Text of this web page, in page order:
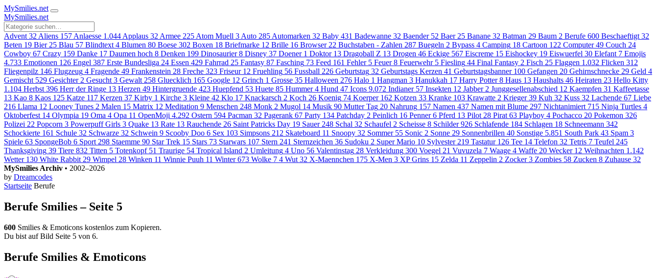
MySmilies.net
MySmilies.net
Advent 32 Aliens 157 Anlaesse 1.044 Applaus 32 Armee 225 Atom Muell 3 Auto 285 Automarken 32 Baby 431 Badewanne 32 Baender 52 Baer 25 Banane 32 Batman 29 Baum 2 Berufe 600 Beschaeftigt 32
Beten 19 Bier 25 Blau 57 Blindtext 4 Blumen 80 Boese 302 Boxen 18 Briefmarke 12 Brille 16 Browser 22 Buchstaben - Zahlen 287 Buegeln 2 Bypass 4 Camping 18 Cartoon 122 Computer 49 Couch 24
Cowboy 67 Crazy 159 Danke 17 Daumen hoch 8 Denken 199 Dinosaurier 8 Disney 37 Doener 1 Doktor 13 Dragoball Z 13 Drogen 46 Eckige 567 Eiscreme 15 Eishockey 19 Eiswuerfel 30 Elefant 7 Emojis
4.733 Emotionen 126 Engel 387 Erste Bundesliga 24 Essen 429 Fahrrad 25 Fantasy 87 Fasching 73 Feed 161 Fehler 5 Feuer 8 Feuerwehr 5 Fiesling 44 Final Fantasy 2 Fisch 25 Flaggen 1.032 Flicken 312
Fliegenpilz 146 Flugzeug 4 Fragende 49 Frankenstein 28 Freche 323 Friseur 12 Fruehling 56 Fussball 226 Geburtstag 32 Geburtstags Kerzen 41 Geburtstagsbanner 100 Gefangen 20 Gehirnschnecke 29 Geld 4
Gemischt 529 Gesichter 2 Gesucht 3 Gewalt 258 Gluecklich 165 Google 12 Grinch 1 Grosse 35 Halloween 276 Halo 1 Hangman 3 Hanukkah 17 Harry Potter 8 Haus 13 Haushalts 46 Heiraten 23 Hello Kitty
1.104 Herbst 396 Herr der Ringe 13 Herzen 49 Hintergruende 423 Huepfend 53 Huete 85 Hummer 4 Hund 47 Icons 9.072 Indianer 57 Insekten 12 Jabber 2 Junggesellenabschied 12 Kaempfen 31 Kaffeetasse
13 Kao 8 Kaos 125 Katze 117 Kerzen 37 Kirby 1 Kirche 3 Kleine 42 Klo 17 Knackarsch 2 Koch 26 Koenig 74 Koerper 162 Kotzen 33 Kranke 103 Krawatte 2 Krieger 39 Kuh 32 Kuss 32 Lachende 67 Liebe
216 Llama 12 Looney Tunes 2 Malen 15 Matrix 12 Meditation 9 Menschen 248 Monk 2 Mugol 14 Musik 90 Mutter Tag 20 Nahrung 157 Namen 437 Namen mit Blume 297 Nichtanimiert 715 Ninja Turtles 4
Oktoberfest 14 Olympia 19 Oma 4 Opa 11 OpenMoji 4.292 Ostern 594 Pacman 32 Pagerank 67 Party 134 Patchday 2 Peinlich 16 Penner 6 Pferd 13 Pilot 28 Pirat 63 Playboy 4 Pochacco 20 Pokemon 326
Polizei 22 Popcorn 3 Powerpuff Girls 3 Quake 13 Rate 13 Rauchende 26 Saint Patricks Day 19 Sauer 248 Schal 32 Schaufel 2 Scheisse 8 Schilder 926 Schlafende 184 Schlagen 18 Schneemann 342
Schockierte 161 Schule 32 Schwarze 32 Schwein 9 Scooby Doo 6 Sex 103 Simpsons 212 Skateboard 11 Snoopy 32 Sommer 55 Sonic 2 Sonne 29 Sonnenbrillen 40 Sonstige 5.851 South Park 43 Spam 3
Spiele 63 SpongeBob 6 Sport 298 Staemme 90 Star Trek 15 Stars 73 Starwars 107 Stern 241 Sternzeichen 36 Sudoku 2 Super Mario 10 Sylvester 219 Tastatur 126 Tee 14 Telefon 32 Tetris 7 Teufel 245
Thanksgiving 39 Tiere 832 Titten 5 Totenkopf 51 Traurige 54 Tropical Island 2 Umleitung 4 Uno 56 Valentinstag 28 Verkleidung 300 Voegel 21 Vuvuzela 7 Waage 4 Waffe 20 Wecker 12 Weihnachten 1.142
Wetter 130 White Rabbit 29 Wimpel 28 Winken 11 Winnie Puuh 11 Winter 673 Wolke 7 4 Wut 32 X-Maennchen 175 X-Men 3 XP Grins 15 Zelda 11 Zeppelin 2 Zocker 3 Zombies 58 Zucken 8 Zuhause 32
MySmilies Archiv • 2002–2026
by Dreamcodes
Startseite Berufe
Berufe Smilies – Seite 5
600 Smilies & Emoticons kostenlos zum Kopieren.
Du bist auf Bild Seite 5 von 6.
Berufe Smilies & Emoticons